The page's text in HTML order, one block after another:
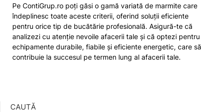
Pe ContiGrup.ro poți găsi o gamă variată de marmite care
îndeplinesc toate aceste criterii, oferind soluții eficiente
pentru orice tip de bucătărie profesională. Asigură-te că
analizezi cu atenție nevoile afacerii tale și că optezi pentru
echipamente durabile, fiabile și eficiente energetic, care să
contribuie la succesul pe termen lung al afacerii tale.
CAUTĂ